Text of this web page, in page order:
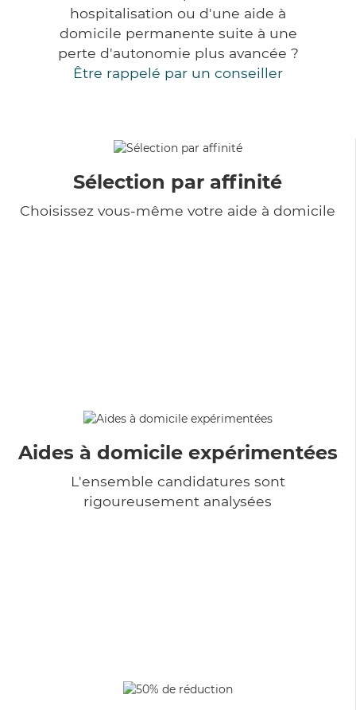
hospitalisation ou d'une aide à
domicile permanente suite à une
perte d'autonomie plus avancée ?
Être rappelé par un conseiller
Sélection par affinité
Choisissez vous-même votre aide à domicile
Aides à domicile expérimentées
L'ensemble candidatures sont
rigoureusement analysées